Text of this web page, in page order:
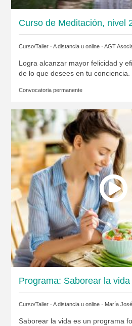
Curso de Meditación, nivel
Curso/Taller · A distancia u online · AGT
Logra alcanzar mayor felicidad y
de lo que desees en tu conciencia.
Convocatoria permanente
Programa: Saborear la vida
Curso/Taller · A distancia u online · María
Saborear la vida es un programa